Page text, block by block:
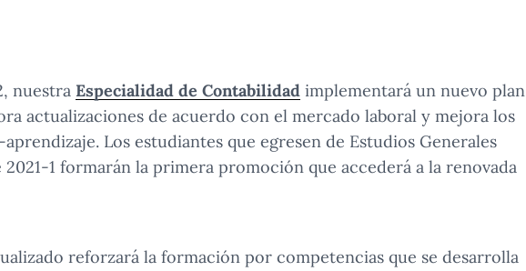
nuestra Especialidad de Contabilidad implementará un nuevo plan
actualizaciones de acuerdo con el mercado laboral y mejora los
Los estudiantes que egresen de Estudios Generales
2021-1 formarán la primera promoción que accederá a la renovada
reforzará la formación por competencias que se desarrolla